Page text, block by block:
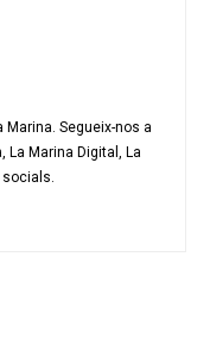
Segueix-nos a
La Marina Digital, La